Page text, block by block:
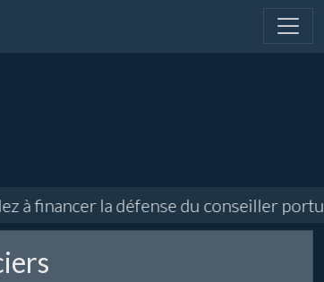
la défense du conseiller